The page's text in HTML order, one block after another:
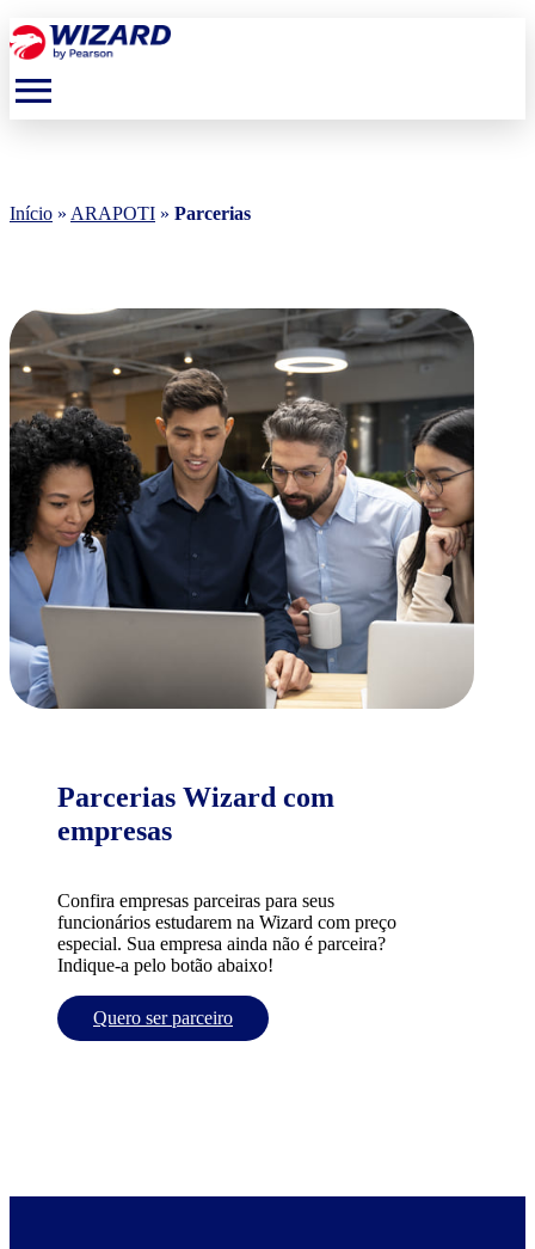
menu
Início » ARAPOTI » Parcerias
Parcerias Wizard com
empresas
Confira empresas parceiras para seus
funcionários estudarem na Wizard com preço
especial. Sua empresa ainda não é parceira?
Indique-a pelo botão abaixo!
Quero ser parceiro